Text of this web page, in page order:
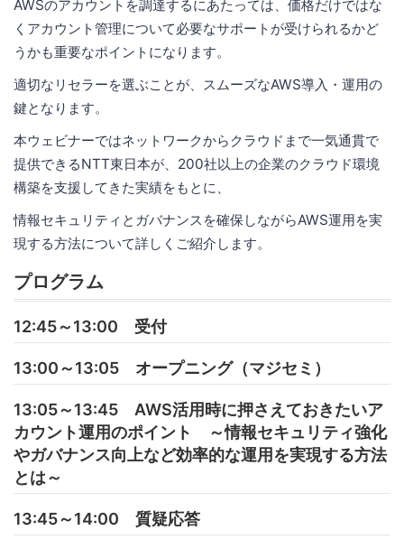
AWSのアカウントを調達するにあたっては、価格だけではな
くアカウント管理について必要なサポートが受けられるかど
うかも重要なポイントになります。
適切なリセラーを選ぶことが、スムーズなAWS導入・運用の
鍵となります。
本ウェビナーではネットワークからクラウドまで一気通貫で
提供できるNTT東日本が、200社以上の企業のクラウド環境
構築を支援してきた実績をもとに、
情報セキュリティとガバナンスを確保しながらAWS運用を実
現する方法について詳しくご紹介します。
プログラム
12:45～13:00 受付
13:00～13:05 オープニング（マジセミ）
13:05～13:45 AWS活用時に押さえておきたいア
カウント運用のポイント ～情報セキュリティ強化
やガバナンス向上など効率的な運用を実現する方法
とは～
13:45～14:00 質疑応答